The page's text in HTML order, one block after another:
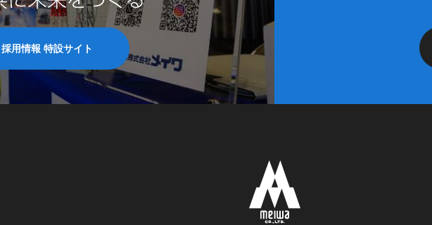
採用情報 特設サイト